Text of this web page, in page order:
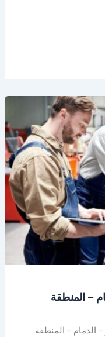
– المنطقة
الدمام – المنطقة